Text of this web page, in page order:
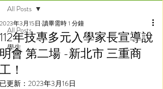
All Posts
學生
All Posts
112年技專多元入學家長宣導說
明會 第二場 -新北市 三重商
工！
2023年3月15日 讀畢需時 1 分鐘
已更新： 2023年3月16日